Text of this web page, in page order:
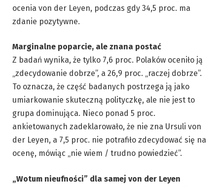
ocenia von der Leyen, podczas gdy 34,5 proc. ma
zdanie pozytywne.
Marginalne poparcie, ale znana postać
Z badań wynika, że tylko 7,6 proc. Polaków oceniło ją
„zdecydowanie dobrze”, a 26,9 proc. „raczej dobrze”.
To oznacza, że część badanych postrzega ją jako
umiarkowanie skuteczną polityczkę, ale nie jest to
grupa dominująca. Nieco ponad 5 proc.
ankietowanych zadeklarowało, że nie zna Ursuli von
der Leyen, a 7,5 proc. nie potrafiło zdecydować się na
ocenę, mówiąc „nie wiem / trudno powiedzieć”.
„Wotum nieufności” dla samej von der Leyen